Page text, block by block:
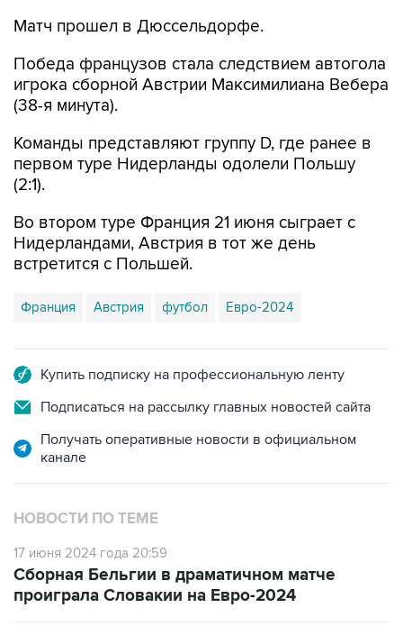
Матч прошел в Дюссельдорфе.
Победа французов стала следствием автогола
игрока сборной Австрии Максимилиана Вебера
(38-я минута).
Команды представляют группу D, где ранее в
первом туре Нидерланды одолели Польшу
(2:1).
Во втором туре Франция 21 июня сыграет с
Нидерландами, Австрия в тот же день
встретится с Польшей.
Франция Австрия футбол Евро-2024
Купить подписку на профессиональную ленту
Подписаться на рассылку главных новостей сайта
Получать оперативные новости в официальном
канале
НОВОСТИ ПО ТЕМЕ
17 июня 2024 года 20:59
Сборная Бельгии в драматичном матче
проиграла Словакии на Евро-2024